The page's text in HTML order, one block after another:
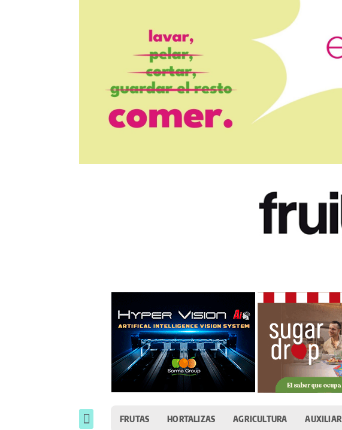
FRUTAS HORTALIZAS AGRICULTURA AUXILIAR